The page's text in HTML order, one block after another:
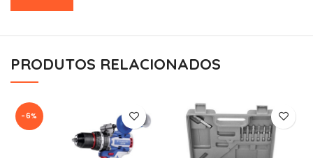
PRODUTOS RELACIONADOS
-6%